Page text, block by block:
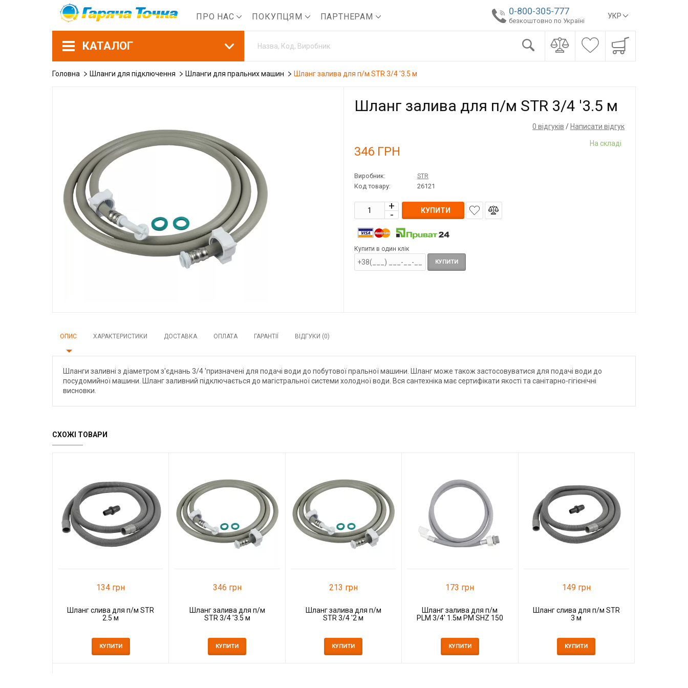
ПРО НАС ПОКУПЦЯМ ПАРТНЕРАМ УКР
0-800-305-777
безкоштовно по Україні
КАТАЛОГ
Головна Шланги для підключення Шланги для пральних машин Шланг залива для п/м STR 3/4 '3.5 м
Шланг залива для п/м STR 3/4 '3.5 м
0 відгуків / Написати відгук
346 ГРН
На складі
Виробник:
STR
Код товару:
26121
КУПИТИ
Купити в один клік
КУПИТИ
ОПИС ХАРАКТЕРИСТИКИ ДОСТАВКА ОПЛАТА ГАРАНТІЇ ВІДГУКИ (0)
Шланги заливні з діаметром з'єднань 3/4 'призначені для подачі води до побутової пральної машини. Шланг може також застосовуватися для подачі води до
посудомийної машини. Шланг заливний підключається до магістральної системи холодної води. Вся сантехніка має сертифікати якості та санітарно-гігієнічні
висновки.
СХОЖІ ТОВАРИ
134 грн
Шланг слива для п/м STR
2.5 м
КУПИТИ
346 грн
Шланг залива для п/м
STR 3/4 '3.5 м
КУПИТИ
213 грн
Шланг залива для п/м
STR 3/4 '2 м
КУПИТИ
173 грн
Шланг залива для п/м
PLM 3/4' 1.5м PM SHZ 150
КУПИТИ
149 грн
Шланг слива для п/м STR
3 м
КУПИТИ